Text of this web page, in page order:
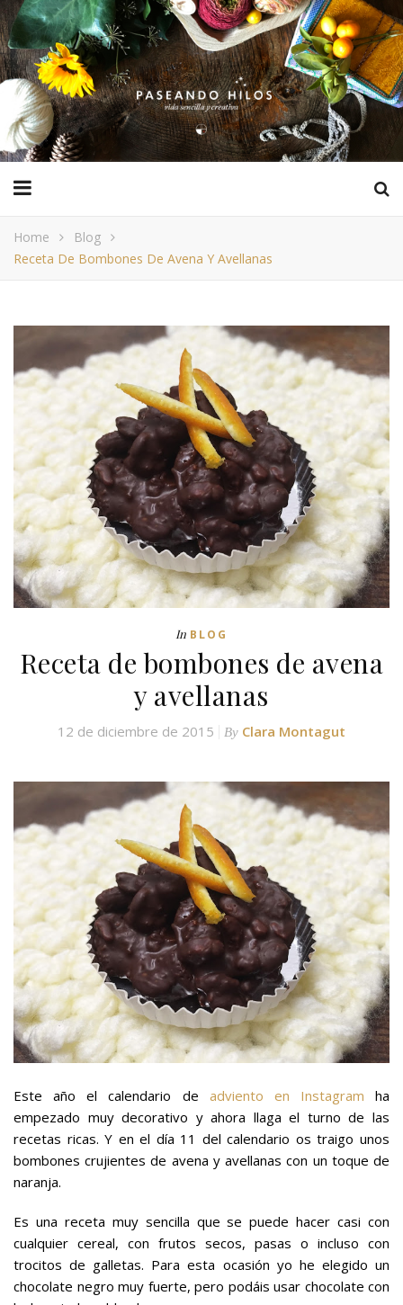
Home
Blog
Receta De Bombones De Avena Y Avellanas
In BLOG
Receta de bombones de avena
y avellanas
12 de diciembre de 2015 By Clara Montagut
Este año el calendario de adviento en Instagram
ha
empezado muy decorativo y ahora llaga el turno de las
recetas ricas. Y en el día 11 del calendario os traigo unos
bombones crujientes de avena y avellanas con un toque de
naranja.
Es una receta muy sencilla que se puede hacer casi con
cualquier cereal, con frutos secos, pasas o incluso con
trocitos de galletas. Para esta ocasión yo he elegido un
chocolate negro muy fuerte, pero podáis usar chocolate con